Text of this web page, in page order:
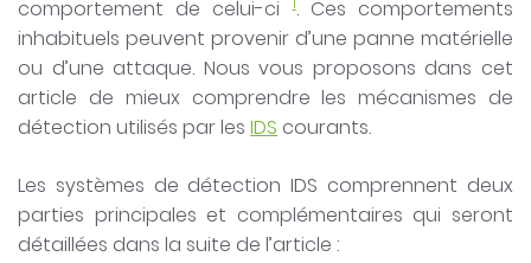
comportement de celui-ci. Ces comportements
inhabituels peuvent provenir d’une panne matérielle
ou d’une attaque. Nous vous proposons dans cet
article de mieux comprendre les mécanismes de
détection utilisés par les IDS courants.
Les systèmes de détection IDS comprennent deux
parties principales et complémentaires qui seront
détaillées dans la suite de l’article :